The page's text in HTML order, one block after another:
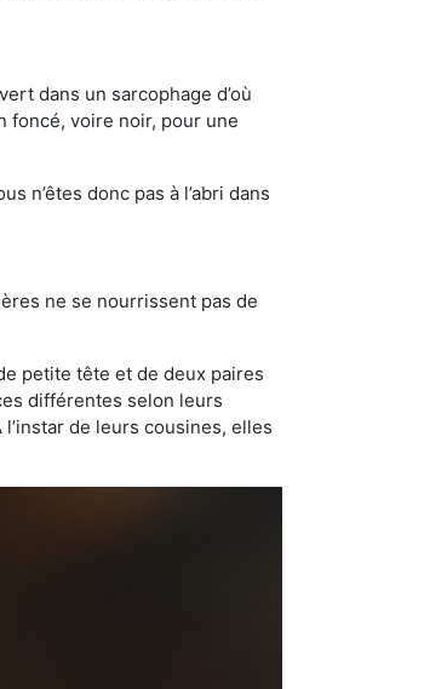
dans un sarcophage d’où
foncé, voire noir, pour une
n’êtes donc pas à l’abri dans
ne se nourrissent pas de
petite tête et de deux paires
différentes selon leurs
de leurs cousines, elles